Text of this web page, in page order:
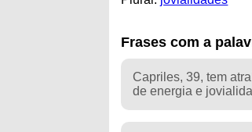
Frases com a
Capriles, 39, tem
de energia e